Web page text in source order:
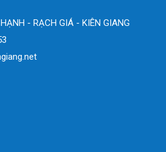
- RẠCH GIÁ - KIÊN GIANG